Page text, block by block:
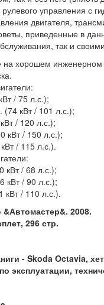
рулевого управления с
двигателя,
приведенные в
так и
на хорошем
/ 75 л.с.);
(74 кВт / 101 л.с.);
/ 120 л.с.);
кВт / 150 л.с.);
/ 115 л.с.).
кВт / 68 л.с.);
кВт / 90 л.с.);
кВт / 110 л.с.).
&Автомастер&. 2008.
296 стр.
- Skoda Octavia,
эксплуатации,